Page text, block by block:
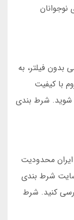
بدون فیلتر، به
با کیفیت
شوید. شرط بندی
محدودیت
شرط بندی
کنید. شرط